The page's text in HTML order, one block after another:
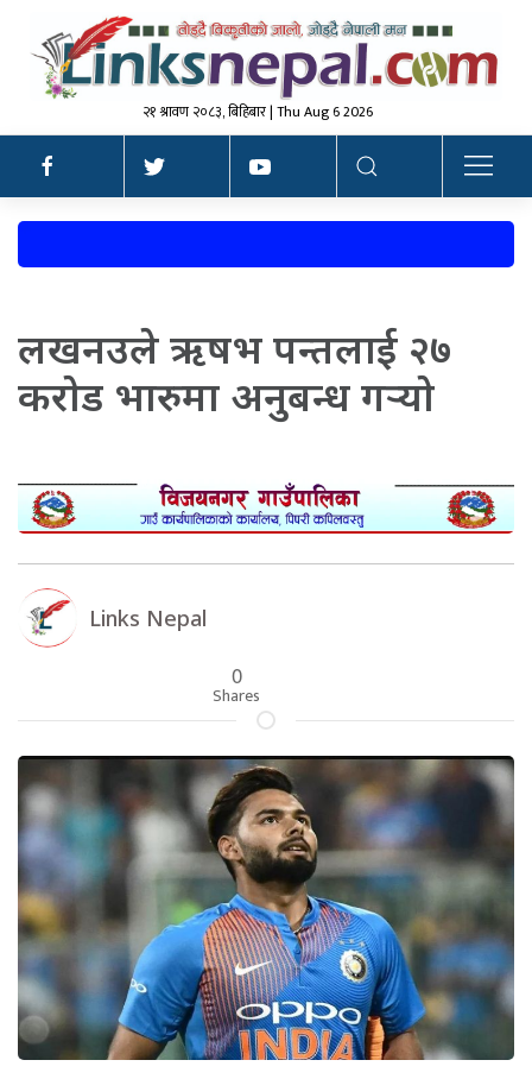
२१ श्रावण २०८३, बिहिबार | Thu Aug 6 2026
लखनउले ऋषभ पन्तलाई २७
कराेड भारुमा अनुबन्ध गर्‍याे
Links Nepal
0
Shares